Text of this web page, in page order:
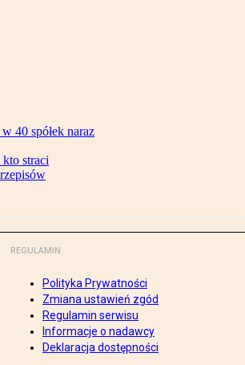
40 spółek naraz
straci
REGULAMIN
Polityka Prywatności
Zmiana ustawień zgód
Regulamin serwisu
Informacje o nadawcy
Deklaracja dostępności